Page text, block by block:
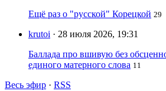
Ещё раз о "русской" Корецкой 29
krutoi · 28 июля 2026, 19:31
Баллада про вшивую без
единого матерного слова 11
Весь эфир · RSS